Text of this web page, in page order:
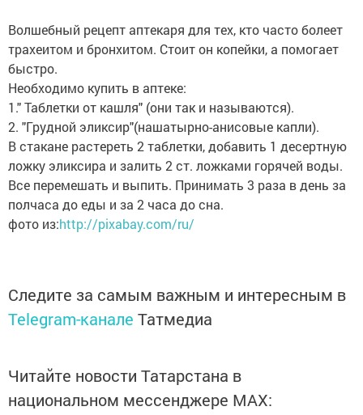
Волшебный рецепт аптекаря для тех, кто часто болеет
трахеитом и бронхитом. Стоит он копейки, а помогает
быстро.
Необходимо купить в аптеке:
1." Таблетки от кашля" (они так и называются).
2. "Грудной эликсир"(нашатырно-анисовые капли).
В стакане растереть 2 таблетки, добавить 1 десертную
ложку эликсира и залить 2 ст. ложками горячей воды.
Все перемешать и выпить. Принимать 3 раза в день за
полчаса до еды и за 2 часа до сна.
фото из:http://pixabay.com/ru/
Следите за самым важным и интересным в
Telegram-канале Татмедиа
Читайте новости Татарстана в
национальном мессенджере MАХ: